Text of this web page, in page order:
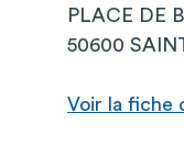
PLACE DE
50600
Voir la fiche